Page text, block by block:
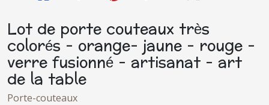
Lot de porte couteaux très
colorés - orange- jaune - rouge -
verre fusionné - artisanat - art
de la table
Porte-couteaux